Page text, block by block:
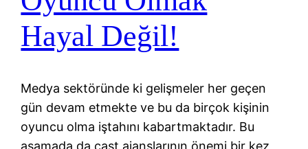
Hayal Değil!
Medya sektöründe ki gelişmeler her geçen
gün devam etmekte ve bu da birçok kişinin
oyuncu olma iştahını kabartmaktadır. Bu
aşamada da cast ajanslarının önemi bir kez